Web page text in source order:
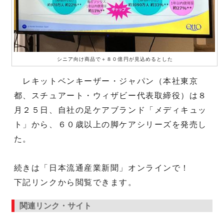
シニア向け商品で＋８０億円が見込めるとした
レキットベンキーザー・ジャパン（本社東京
都、スチュアート・ウィザビー代表取締役）は８
月２５日、自社の足ケアブランド「メディキュッ
ト」から、６０歳以上の脚ケアシリーズを発売し
た。
続きは「日本流通産業新聞」オンラインで！
下記リンクから閲覧できます。
関連リンク・サイト